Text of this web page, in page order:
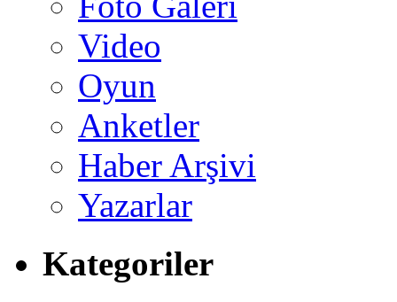
Video
Oyun
Anketler
Haber Arşivi
Yazarlar
Kategoriler